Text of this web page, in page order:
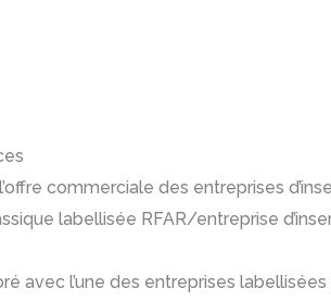
commerciale des entreprises
labellisée RFAR/entreprise
avec l’une des entreprises labellisées